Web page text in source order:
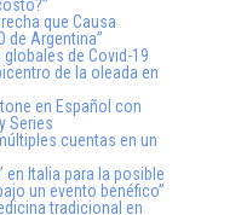
que Causa
de Argentina”
de Covid-19
de la oleada en
en Español con
Series
cuentas en un
en Italia para la posible
un evento benéfico”
tradicional en